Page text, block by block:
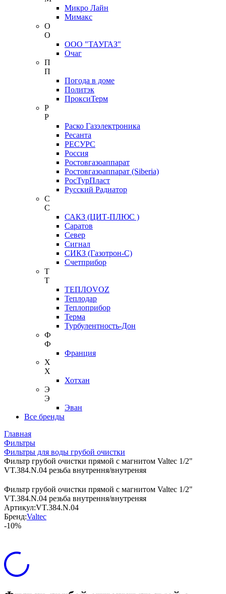
Микро Лайн
Мимакс
О
О
ООО "ТАУГАЗ"
Очаг
П
П
Погода в доме
Политэк
ПроксиТерм
Р
Р
Раско Газэлектроника
Ресанта
РЕСУРС
Россия
Ростовгазоаппарат
Ростовгазоаппарат (Siberia)
РосТурПласт
Русский Радиатор
С
С
САКЗ (ЦИТ-ПЛЮС )
Саратов
Север
Сигнал
СИКЗ (Газотрон-С)
Счетприбор
Т
Т
ТЕПЛОVOZ
Теплодар
Теплоприбор
Терма
Турбулентность-Дон
Ф
Ф
Франция
Х
Х
Хотхан
Э
Э
Эван
Все бренды
Главная
Фильтры
Фильтры для воды грубой очистки
Фильтр грубой очистки прямой с магнитом Valtec 1/2"
VT.384.N.04 резьба внутрення/внутреняя
Фильтр грубой очистки прямой с магнитом Valtec 1/2"
VT.384.N.04 резьба внутрення/внутреняя
Артикул:VT.384.N.04
Бренд:Valtec
-10%